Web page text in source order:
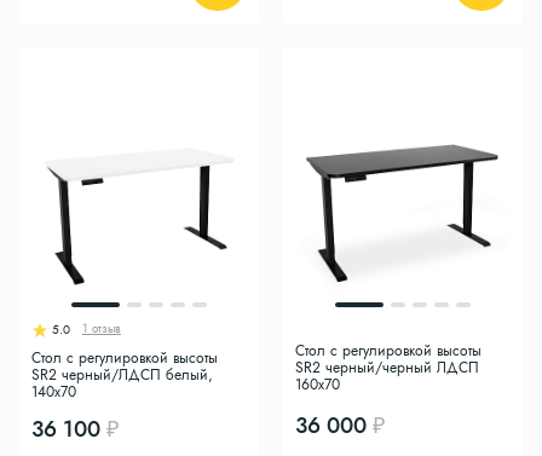
36 100
5.0 1 отзыв
Стол с регулировкой высоты
SR2 черный/ЛДСП белый,
140x70
36 000
Стол с регулировкой высоты
SR2 черный/черный ЛДСП
160х70